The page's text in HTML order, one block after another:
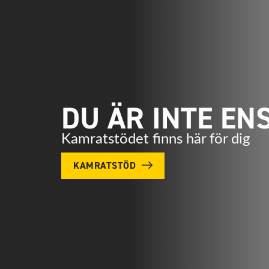
DU ÄR INTE
Kamratstödet finns här för dig
KAMRATSTÖD